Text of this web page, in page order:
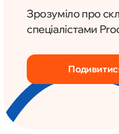
Зрозуміло про
спеціалістами